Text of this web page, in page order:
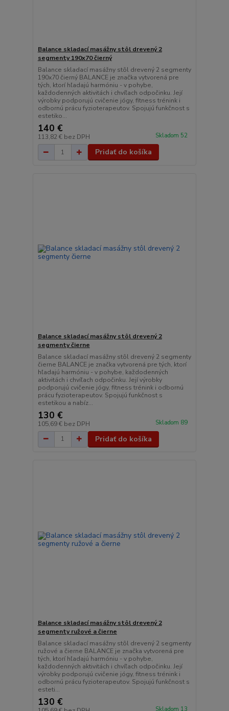
Balance skladací masážny stôl drevený 2
segmenty 190x70 čierný
Balance skladací masážny stôl drevený 2 segmenty
190x70 čierný BALANCE je značka vytvorená pre
tých, ktorí hľadajú harmóniu - v pohybe,
každodenných aktivitách i chvíľach odpočinku. Její
výrobky podporujú cvičenie jógy, fitness trénink i
odbornú prácu fyzioterapeutov. Spojujú funkčnost s
estetiko...
140 €
113,82 € bez DPH Skladom 52
Pridať do košíka
Balance skladací masážny stôl drevený 2
segmenty čierne
Balance skladací masážny stôl drevený 2 segmenty
čierne BALANCE je značka vytvorená pre tých, ktorí
hľadajú harmóniu - v pohybe, každodenných
aktivitách i chvíľach odpočinku. Její výrobky
podporujú cvičenie jógy, fitness trénink i odbornú
prácu fyzioterapeutov. Spojujú funkčnost s
estetikou a nabíz...
130 €
105,69 € bez DPH Skladom 89
Pridať do košíka
Balance skladací masážny stôl drevený 2
segmenty ružové a čierne
Balance skladací masážny stôl drevený 2 segmenty
ružové a čierne BALANCE je značka vytvorená pre
tých, ktorí hľadajú harmóniu - v pohybe,
každodenných aktivitách i chvíľach odpočinku. Její
výrobky podporujú cvičenie jógy, fitness trénink i
odbornú prácu fyzioterapeutov. Spojujú funkčnost s
esteti...
130 €
Skladom 13